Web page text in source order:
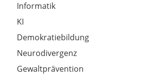
Informatik
KI
Demokratiebildung
Neurodivergenz
Gewaltprävention